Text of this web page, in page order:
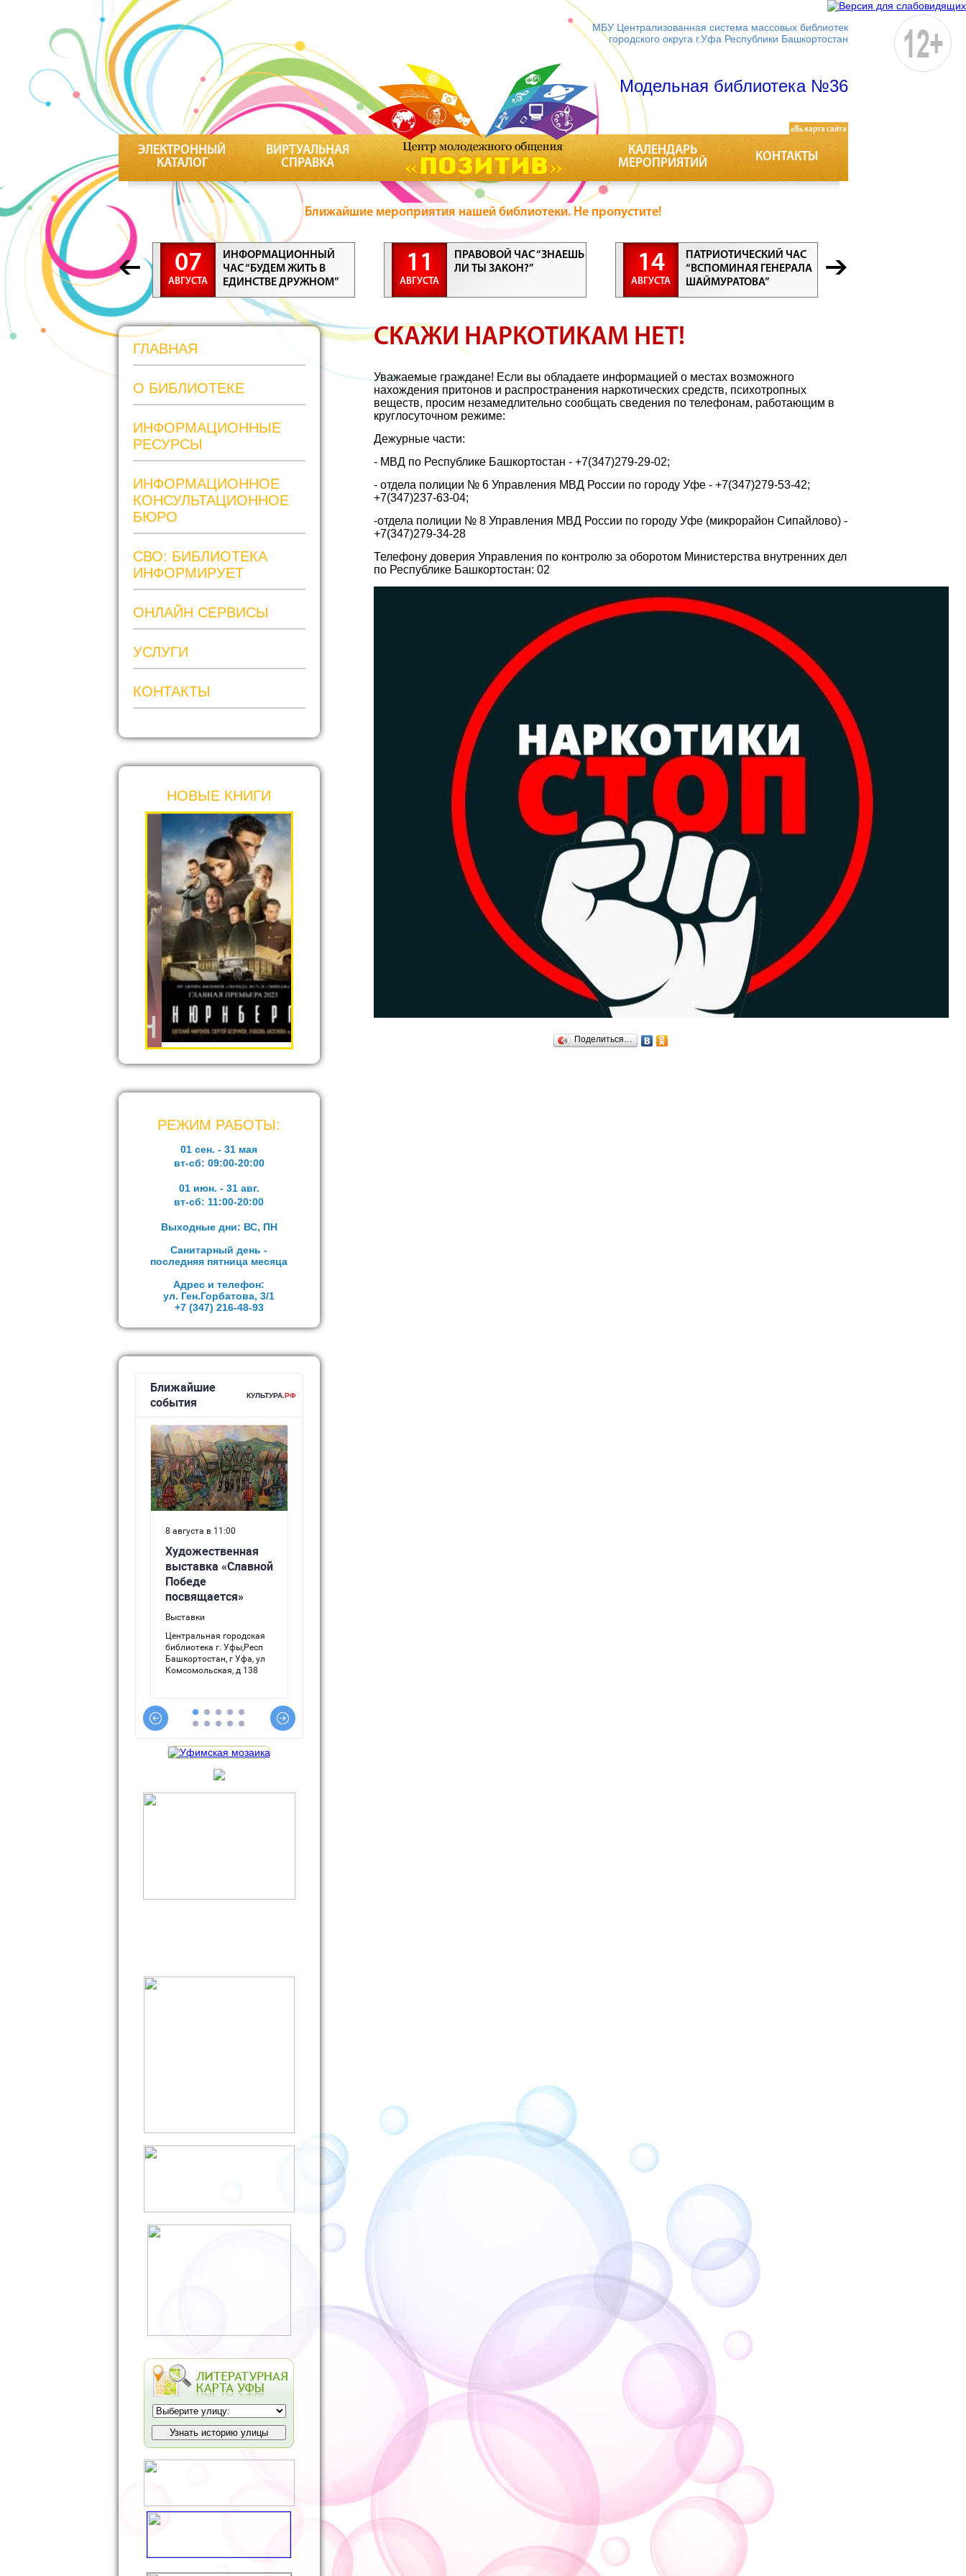
МБУ Централизованная система массовых библиотек
городского округа г.Уфа Республики Башкортостан
Модельная библиотека №36
ЭЛЕКТРОННЫЙ
КАТАЛОГ
ВИРТУАЛЬНАЯ
СПРАВКА
КАЛЕНДАРЬ
МЕРОПРИЯТИЙ
КОНТАКТЫ
карта сайта
Ближайшие мероприятия нашей библиотеки. Не пропустите!
07
АВГУСТА
ИНФОРМАЦИОННЫЙ
ЧАС “БУДЕМ ЖИТЬ В
ЕДИНСТВЕ ДРУЖНОМ”
11
АВГУСТА
ПРАВОВОЙ ЧАС “ЗНАЕШЬ
ЛИ ТЫ ЗАКОН?”
14
АВГУСТА
ПАТРИОТИЧЕСКИЙ ЧАС
“ВСПОМИНАЯ ГЕНЕРАЛА
ШАЙМУРАТОВА”
ГЛАВНАЯ
О БИБЛИОТЕКЕ
ИНФОРМАЦИОННЫЕ
РЕСУРСЫ
ИНФОРМАЦИОННОЕ
КОНСУЛЬТАЦИОННОЕ
БЮРО
СВО: БИБЛИОТЕКА
ИНФОРМИРУЕТ
ОНЛАЙН СЕРВИСЫ
УСЛУГИ
КОНТАКТЫ
НОВЫЕ КНИГИ
РЕЖИМ РАБОТЫ:
01 сен. - 31 мая
вт-сб: 09:00-20:00
01 июн. - 31 авг.
вт-сб: 11:00-20:00
Выходные дни: ВС, ПН
Санитарный день -
последняя пятница месяца
Адрес и телефон:
ул. Ген.Горбатова, 3/1
+7 (347) 216-48-93
СКАЖИ НАРКОТИКАМ НЕТ!
Уважаемые граждане! Если вы обладаете информацией о местах возможного
нахождения притонов и распространения наркотических средств, психотропных
веществ, просим незамедлительно сообщать сведения по телефонам, работающим в
круглосуточном режиме:
Дежурные части:
- МВД по Республике Башкортостан - +7(347)279-29-02;
- отдела полиции № 6 Управления МВД России по городу Уфе - +7(347)279-53-42;
+7(347)237-63-04;
-отдела полиции № 8 Управления МВД России по городу Уфе (микрорайон Сипайлово) -
+7(347)279-34-28
Телефону доверия Управления по контролю за оборотом Министерства внутренних дел
по Республике Башкортостан: 02
Поделиться…